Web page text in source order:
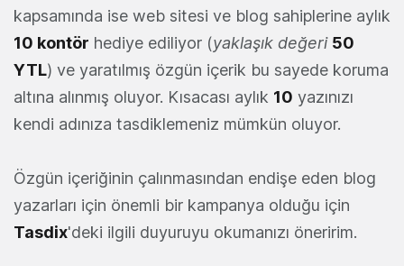
kapsamında ise web sitesi ve blog sahiplerine aylık
10 kontör hediye ediliyor (yaklaşık değeri 50
YTL) ve yaratılmış özgün içerik bu sayede koruma
altına alınmış oluyor. Kısacası aylık 10 yazınızı
kendi adınıza tasdiklemeniz mümkün oluyor.
Özgün içeriğinin çalınmasından endişe eden blog
yazarları için önemli bir kampanya olduğu için
Tasdix'deki ilgili duyuruyu okumanızı öneririm.